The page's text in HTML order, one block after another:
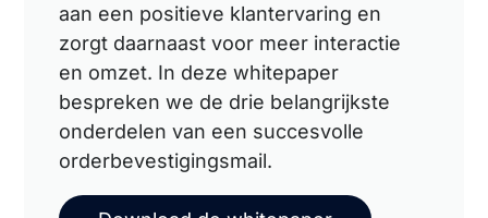
aan een positieve klantervaring en
zorgt daarnaast voor meer interactie
en omzet. In deze whitepaper
bespreken we de drie belangrijkste
onderdelen van een succesvolle
orderbevestigingsmail.